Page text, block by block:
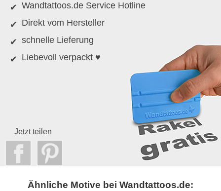
Wandtattoos.de Service Hotline
Direkt vom Hersteller
schnelle Lieferung
Liebevoll verpackt ♥
Jetzt teilen
Ähnliche Motive bei Wandtattoos.de: